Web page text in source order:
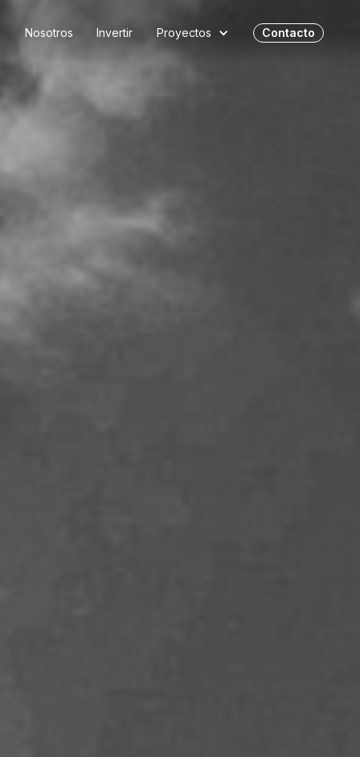
Nosotros Invertir Proyectos Contacto